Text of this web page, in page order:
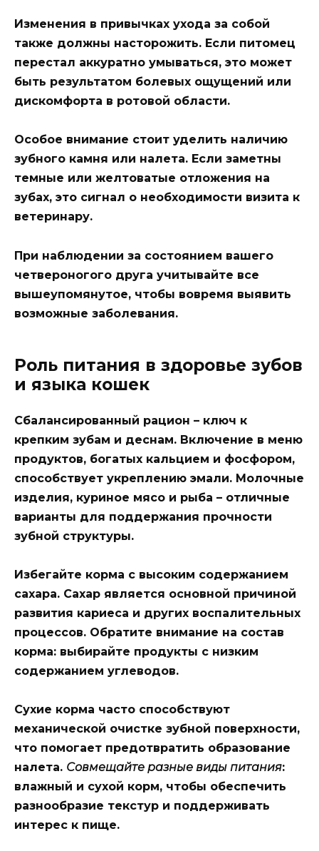
Изменения в привычках ухода за собой
также должны насторожить. Если питомец
перестал аккуратно умываться, это может
быть результатом болевых ощущений или
дискомфорта в ротовой области.
Особое внимание стоит уделить наличию
зубного камня или налета. Если заметны
темные или желтоватые отложения на
зубах, это сигнал о необходимости визита к
ветеринару.
При наблюдении за состоянием вашего
четвероногого друга учитывайте все
вышеупомянутое, чтобы вовремя выявить
возможные заболевания.
Роль питания в здоровье зубов
и языка кошек
Сбалансированный рацион – ключ к
крепким зубам и деснам. Включение в меню
продуктов, богатых кальцием и фосфором,
способствует укреплению эмали. Молочные
изделия, куриное мясо и рыба – отличные
варианты для поддержания прочности
зубной структуры.
Избегайте корма с высоким содержанием
сахара. Сахар является основной причиной
развития кариеса и других воспалительных
процессов. Обратите внимание на состав
корма: выбирайте продукты с низким
содержанием углеводов.
Сухие корма часто способствуют
механической очистке зубной поверхности,
что помогает предотвратить образование
налета. Совмещайте разные виды питания:
влажный и сухой корм, чтобы обеспечить
разнообразие текстур и поддерживать
интерес к пище.